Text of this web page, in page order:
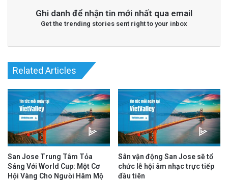
pháo. Trong dịp Lễ Độc Lập năm 2025, cảnh
quan đến pháo bông trong thời gian từ ngày 1
đến ngày 5 tháng 7.
Related Articles
Quỹ Đất Silicon Valley Khởi Động Nâng Cấp
Căn Hộ Cũ Kỹ Thuật Hiện Đại
1 day ago
Ghi danh để nhận tin mới nhất qua email
Get the trending stories sent right to your inbox
Related Articles
San Jose Trung Tâm Tỏa
Sáng Với World Cup: Một Cơ
Hội Vàng Cho Người Hâm Mộ
Sân vận động San Jose sẽ tổ
chức lễ hội âm nhạc trực tiếp
đầu tiên